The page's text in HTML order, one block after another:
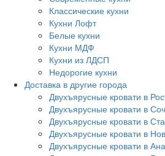
Классические кухни
Кухни Лофт
Белые кухни
Кухни МДФ
Кухни из ЛДСП
Недорогие кухни
Доставка в другие города
Двухъярусные кровати в
Двухъярусные кровати в
Двухъярусные кровати в
Двухъярусные кровати в
Двухъярусные кровати в